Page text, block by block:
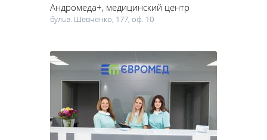
Андромеда+, медицинский центр
бульв. Шевченко, 177, оф. 10